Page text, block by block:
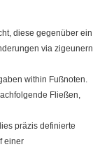
diese gegenüber ein
via zigeunern
within Fußnoten.
Fließen,
präzis definierte
einer